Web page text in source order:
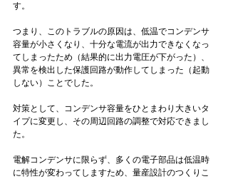
す。
つまり、このトラブルの原因は、低温でコンデンサ
容量が小さくなり、十分な電流が出力できなくなっ
てしまったため（結果的に出力電圧が下がった）、
異常を検出した保護回路が動作してしまった（起動
しない）ことでした。
対策として、コンデンサ容量をひとまわり大きいタ
イプに変更し、その周辺回路の調整で対応できまし
た。
電解コンデンサに限らず、多くの電子部品は低温時
に特性が変わってしますため、量産設計のつくりこ